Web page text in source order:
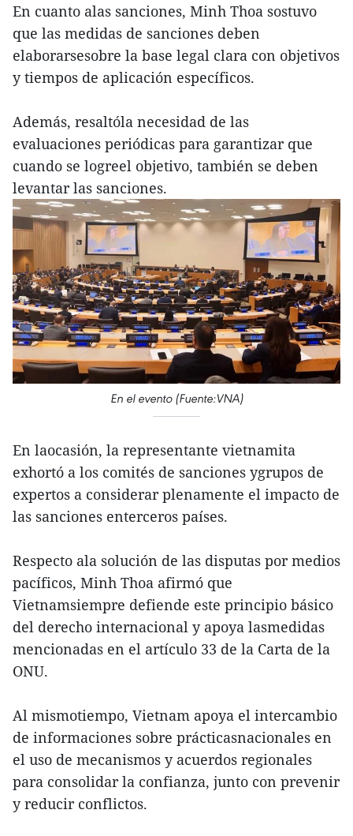
En cuanto alas sanciones, Minh Thoa sostuvo
que las medidas de sanciones deben
elaborarsesobre la base legal clara con objetivos
y tiempos de aplicación específicos.
Además, resaltóla necesidad de las
evaluaciones periódicas para garantizar que
cuando se logreel objetivo, también se deben
levantar las sanciones.
En el evento (Fuente:VNA)
En laocasión, la representante vietnamita
exhortó a los comités de sanciones ygrupos de
expertos a considerar plenamente el impacto de
las sanciones enterceros países.
Respecto ala solución de las disputas por medios
pacíficos, Minh Thoa afirmó que
Vietnamsiempre defiende este principio básico
del derecho internacional y apoya lasmedidas
mencionadas en el artículo 33 de la Carta de la
ONU.
Al mismotiempo, Vietnam apoya el intercambio
de informaciones sobre prácticasnacionales en
el uso de mecanismos y acuerdos regionales
para consolidar la confianza, junto con prevenir
y reducir conflictos.